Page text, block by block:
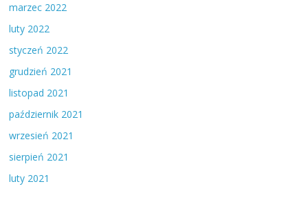
marzec 2022
luty 2022
styczeń 2022
grudzień 2021
listopad 2021
październik 2021
wrzesień 2021
sierpień 2021
luty 2021